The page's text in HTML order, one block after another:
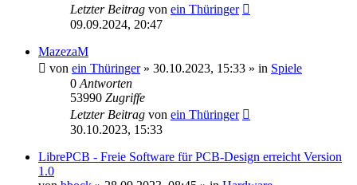
Letzter Beitrag von ein Thüringer
09.09.2024, 20:47
MazezaM
von ein Thüringer» 30.10.2023, 15:33 » in Spiele
0 Antworten
53990 Zugriffe
Letzter Beitrag von ein Thüringer
30.10.2023, 15:33
LibrePCB - Freie Software für PCB-Design erreicht Version
1.0